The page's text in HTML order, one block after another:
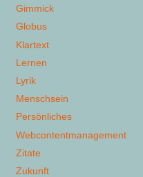
Gimmick
Globus
Klartext
Lernen
Lyrik
Menschsein
Persönliches
Webcontentmanagement
Zitate
Zukunft